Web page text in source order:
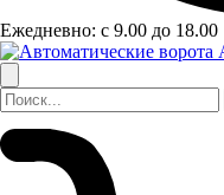
Ежедневно: с 9.00 до 18.00